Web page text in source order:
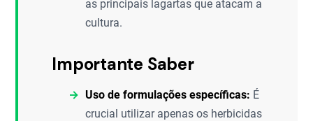
as principais lagartas que atacam a
cultura.
Importante Saber
Uso de formulações específicas: É
crucial utilizar apenas os herbicidas